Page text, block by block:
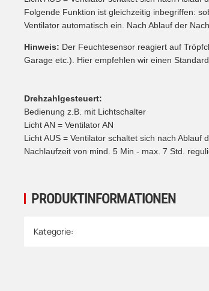
PRODUKTINFORMATIONEN
Produkteigenschaft
Wert
Kategorie:
Folgende Funktion ist gleichzeitig inbegriffen:
Ventilator automatisch ein. Nach Ablauf der
Hinweis: Der Feuchtesensor reagiert auf
Garage etc.). Hier empfehlen wir einen
Drehzahlgesteuert:
Bedienung z.B. mit Lichtschalter
Licht AN = Ventilator AN
Licht AUS = Ventilator schaltet sich nach Ablauf
Nachlaufzeit von mind. 5 Min - max. 7 Std.